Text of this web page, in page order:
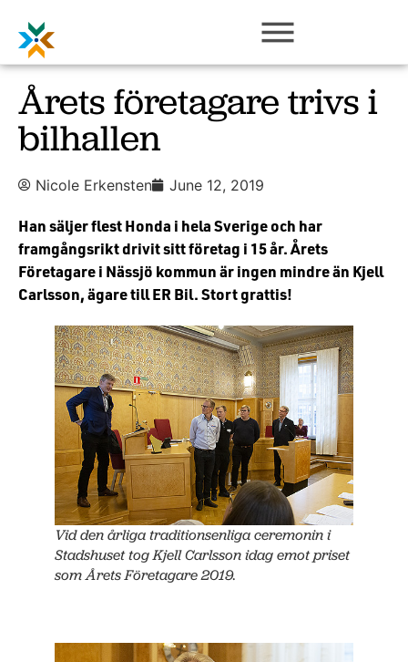
Årets företagare trivs i
bilhallen
Nicole Erkensten June 12, 2019
Han säljer flest Honda i hela Sverige och har
framgångsrikt drivit sitt företag i 15 år. Årets
Företagare i Nässjö kommun är ingen mindre än Kjell
Carlsson, ägare till ER Bil. Stort grattis!
Vid den årliga traditionsenliga ceremonin i
Stadshuset tog Kjell Carlsson idag emot priset
som Årets Företagare 2019.